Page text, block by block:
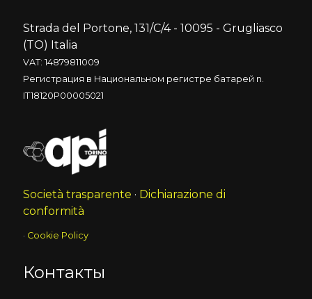
Strada del Portone, 131/C/4 - 10095 - Grugliasco
(TO) Italia
VAT: 14879811009
Регистрация в Национальном регистре батарей n.
IT18120P00005021
Società trasparente · Dichiarazione di
conformità
· Cookie Policy
Контакты